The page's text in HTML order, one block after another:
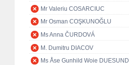
Mr Valeriu COSARCIUC
Mr Osman COŞKUNOĞLU
Ms Anna ČURDOVÁ
M. Dumitru DIACOV
Ms Åse Gunhild Woie DUESUND